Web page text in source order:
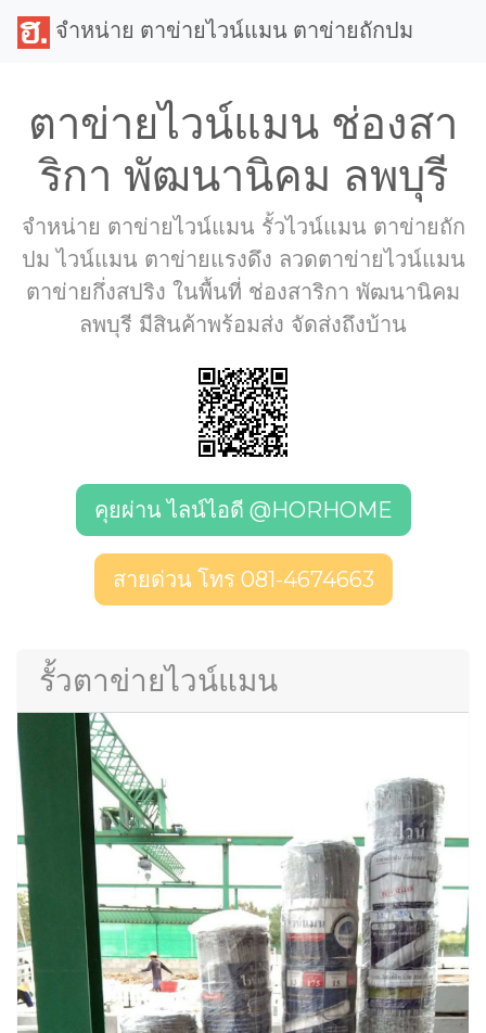
จำหน่าย ตาข่ายไวน์แมน ตาข่ายถักปม
ตาข่ายไวน์แมน ช่องสา
ริกา พัฒนานิคม ลพบุรี
จำหน่าย ตาข่ายไวน์แมน รั้วไวน์แมน ตาข่ายถัก
ปม ไวน์แมน ตาข่ายแรงดึง ลวดตาข่ายไวน์แมน
ตาข่ายกึ่งสปริง ในพื้นที่ ช่องสาริกา พัฒนานิคม
ลพบุรี มีสินค้าพร้อมส่ง จัดส่งถึงบ้าน
คุยผ่าน ไลน์ไอดี @HORHOME
สายด่วน โทร 081-4674663
รั้วตาข่ายไวน์แมน